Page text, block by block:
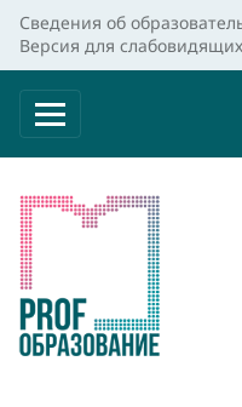
Сведения об
Версия для слабовидящих